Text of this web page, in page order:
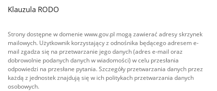
Klauzula RODO
Strony dostępne w domenie www.gov.pl mogą zawierać adresy skrzynek
mailowych. Użytkownik korzystający z odnośnika będącego adresem e-
mail zgadza się na przetwarzanie jego danych (adres e-mail oraz
dobrowolnie podanych danych w wiadomości) w celu przesłania
odpowiedzi na przesłane pytania. Szczegóły przetwarzania danych przez
każdą z jednostek znajdują się w ich politykach przetwarzania danych
osobowych.